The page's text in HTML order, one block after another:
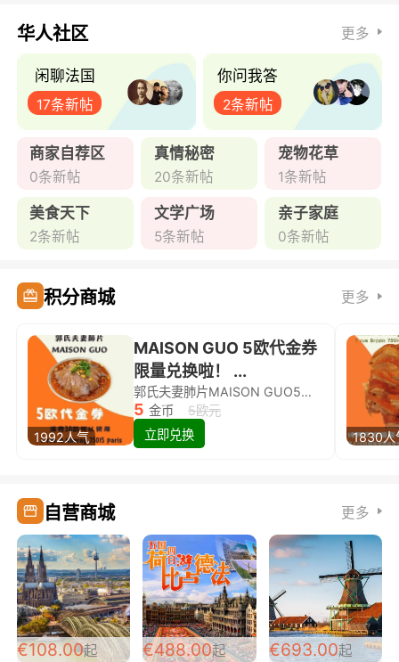
华人社区 更多
闲聊法国
17条新帖
你问我答
2条新帖
商家自荐区
0条新帖
真情秘密
20条新帖
宠物花草
1条新帖
美食天下
2条新帖
文学广场
5条新帖
亲子家庭
0条新帖
积分商城 更多
1992人气
MAISON GUO 5欧代金券
限量兑换啦！ ...
郭氏夫妻肺片MAISON GUO5欧代金券限量兑换啦！
5 金币
5欧元
立即兑换
1830人
自营商城 更多
€108.00起 €488.00起 €693.00起